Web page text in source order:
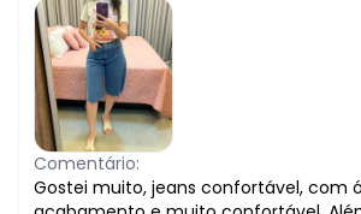
Comentário:
Gostei muito, jeans confortável, com